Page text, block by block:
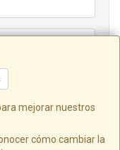
mejorar nuestros
cómo cambiar la
horas Tardes
a 13.00 horas
- NIF: